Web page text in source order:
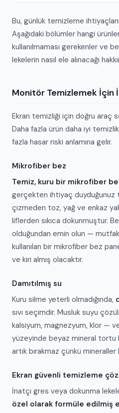
Bu, günlük temizleme
Aşağıdaki bölümler hangi
kullanılmaması gerekenler ve
lekelerin nasıl ele alınacağı
Monitör Temizlemek İçin
Ekran temizliği için doğru araç
Daha fazla ürün daha iyi
fazla hasar riski anlamına gelir.
Mikrofiber bez
Temiz, kuru bir mikrofiber
gerçekten ihtiyaç duyduğunuz
çizmeden toz, yağ ve enkaz
liflerden sıkıca dokunmuştur.
olduğundan emin olun —
kullanılan bir mikrofiber bez
ve kiri almış olacaktır.
Damıtılmış su
Kuru silme yeterli olmadığında,
sıvı seçimdir. Musluk suyu
kalsiyum, magnezyum, klor —
yüzeyinde beyaz mineral tortu
artık bırakmaz çünkü mineraller
Ekran güvenli temizleme
İnatçı gres veya dokunma
özel olarak formüle edilmiş